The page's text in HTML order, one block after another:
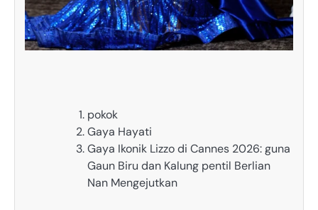
pokok
Gaya Hayati
Gaya Ikonik Lizzo di Cannes 2026: guna
Gaun Biru dan Kalung pentil Berlian
Nan Mengejutkan